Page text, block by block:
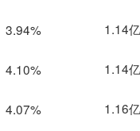
3.94% 1.14亿
4.10% 1.14亿
4.07% 1.16亿